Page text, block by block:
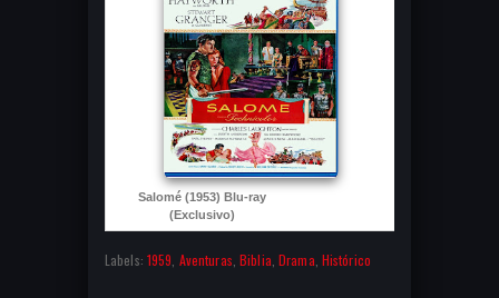
Salomé (1953) Blu-ray
(Exclusivo)
Labels: 1959 Aventuras ,Biblia ,Drama Histórico